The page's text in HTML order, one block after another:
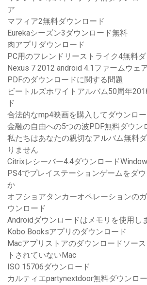
ア
マフィア2無料ダウンロード
Eurekaシーズン3ダウンロード無料
肉アプリダウンロード
PC用のフレンドリーストライク4無料
Nexus 7 2012 android 4.1ファームウェ
PDFのダウンロードに関する問題
ビートルズホワイトアルバム50周年
ド
合法的なmp4映画を購入してダウンロ
金融の自由への5つの波PDF無料ダウン
私たちはあなたの親切なアルバム無料
りません
Citrixレシーバー4.4ダウンロード
PS4でプレイステーションゲームをダ
か
オフショアタンカーオペレーションの
ウンロード
Androidダウンロードはメモリを使用し
Kobo Booksアプリのダウンロード
Macアプリストアのダウンロードソー
トされていないMac
ISO 15706ダウンロード
カルティエpartynextdoor無料ダウンロ